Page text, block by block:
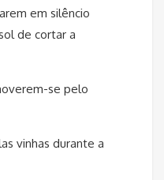
em silêncio
de cortar a
se pelo
vinhas durante a